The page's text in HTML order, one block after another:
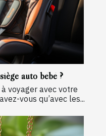
auto bébé ?
voyager avec votre
vous qu’avec les...